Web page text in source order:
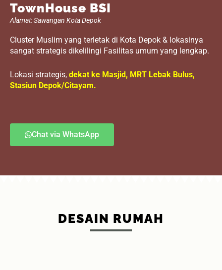
TownHouse BSI
Alamat: Sawangan Kota Depok
Cluster Muslim yang terletak di Kota Depok & lokasinya
sangat strategis dikelilingi Fasilitas umum yang lengkap.
Lokasi strategis, dekat ke Masjid, MRT Lebak Bulus,
Stasiun Depok/Citayam.
Chat via WhatsApp
DESAIN RUMAH